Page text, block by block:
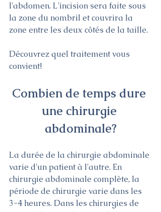
l'abdomen. L'incision sera faite sous
la zone du nombril et couvrira la
zone entre les deux côtés de la taille.
Découvrez quel traitement vous
convient!
Combien de temps dure
une chirurgie
abdominale?
La durée de la chirurgie abdominale
varie d'un patient à l'autre. En
chirurgie abdominale complète, la
période de chirurgie varie dans les
3-4 heures. Dans les chirurgies de